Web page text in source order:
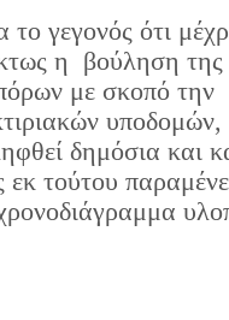
γεγονός ότι
η βούληση της
με σκοπό την
δημόσια και
τούτου